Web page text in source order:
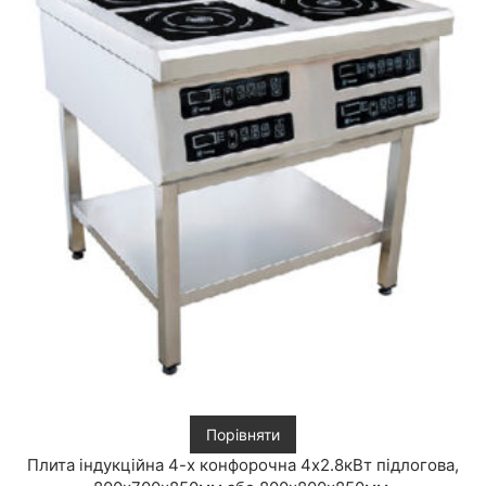
Порівняти
Плита індукційна 4-х конфорочна 4х2.8кВт підлогова,